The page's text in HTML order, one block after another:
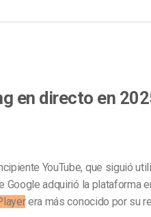
en directo en
YouTube, que siguió
Google adquirió la plataforma
era más conocido por su